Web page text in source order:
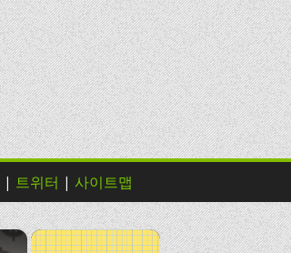
| 트위터 | 사이트맵
×
×